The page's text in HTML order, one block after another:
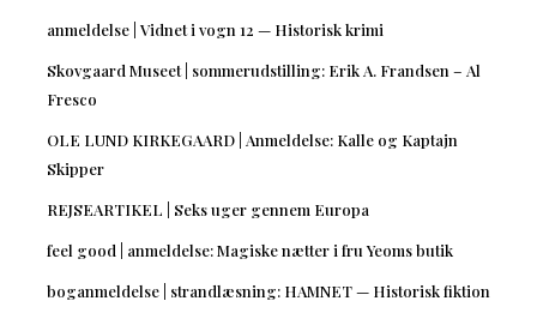
anmeldelse | Vidnet i vogn 12 — Historisk krimi
Skovgaard Museet | sommerudstilling: Erik A. Frandsen – Al
Fresco
OLE LUND KIRKEGAARD | Anmeldelse: Kalle og Kaptajn
Skipper
REJSEARTIKEL | Seks uger gennem Europa
feel good | anmeldelse: Magiske nætter i fru Yeoms butik
boganmeldelse | strandlæsning: HAMNET — Historisk fiktion